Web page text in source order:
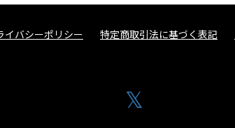
イバシーポリシー 特定商取引法に基づく表記
𝕏